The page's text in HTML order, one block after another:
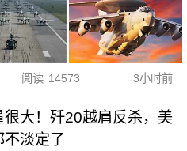
阅读 14573 3小时前
很大！歼20越肩反杀，美
不淡定了